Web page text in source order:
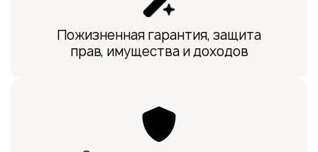
Пожизненная гарантия, защита
прав, имущества и доходов